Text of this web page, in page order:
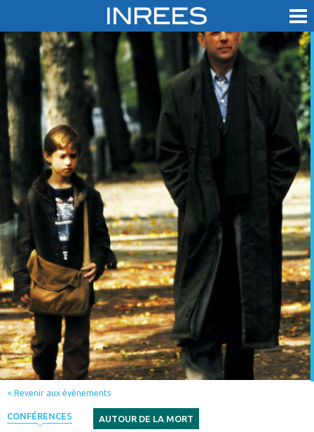
< Revenir aux évènements
CONFÉRENCES AUTOUR DE LA MORT